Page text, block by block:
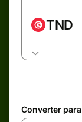
TND
Converter para